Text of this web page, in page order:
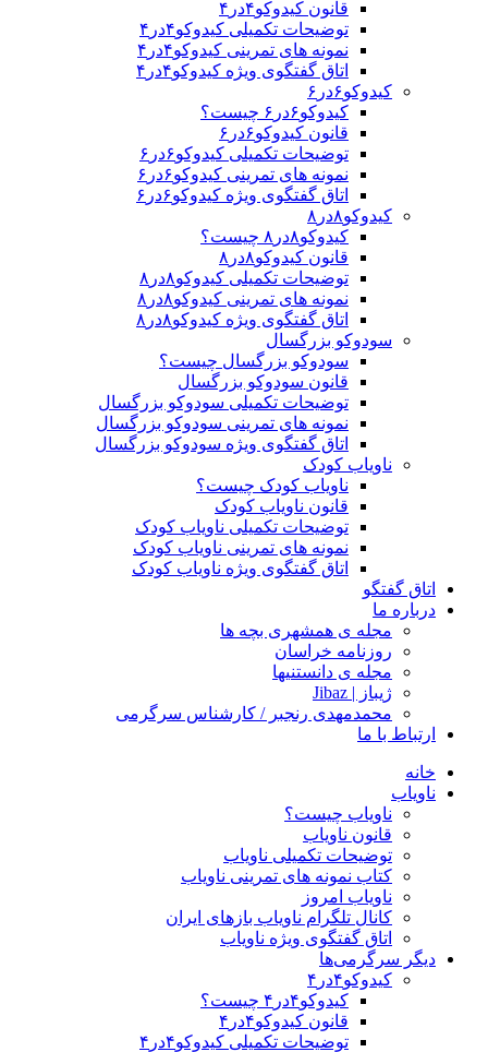
قانون کیدوکو۴در۴
توضیحات تکمیلی کیدوکو۴در۴
نمونه های تمرینی کیدوکو۴در۴
اتاق گفتگوی ویژه کیدوکو۴در۴
کیدوکو۶در۶
کیدوکو۶در۶ چیست؟
قانون کیدوکو۶در۶
توضیحات تکمیلی کیدوکو۶در۶
نمونه های تمرینی کیدوکو۶در۶
اتاق گفتگوی ویژه کیدوکو۶در۶
کیدوکو۸در۸
کیدوکو۸در۸ چیست؟
قانون کیدوکو۸در۸
توضیحات تکمیلی کیدوکو۸در۸
نمونه های تمرینی کیدوکو۸در۸
اتاق گفتگوی ویژه کیدوکو۸در۸
سودوکو بزرگسال
سودوکو بزرگسال چیست؟
قانون سودوکو بزرگسال
توضیحات تکمیلی سودوکو بزرگسال
نمونه های تمرینی سودوکو بزرگسال
اتاق گفتگوی ویژه سودوکو بزرگسال
ناویاب کودک
ناویاب کودک چیست؟
قانون ناویاب کودک
توضیحات تکمیلی ناویاب کودک
نمونه های تمرینی ناویاب کودک
اتاق گفتگوی ویژه ناویاب کودک
اتاق گفتگو
درباره ما
مجله ی همشهری بچه ها
روزنامه خراسان
مجله ی دانستنیها
ژیباز | Jibaz
محمدمهدی رنجبر / کارشناس سرگرمی
ارتباط با ما
خانه
ناویاب
ناویاب چیست؟
قانون ناویاب
توضیحات تکمیلی ناویاب
کتاب نمونه های تمرینی ناویاب
ناویاب امروز
کانال تلگرام ناویاب بازهای ایران
اتاق گفتگوی ویژه ناویاب
دیگر سرگرمی‌ها
کیدوکو۴در۴
کیدوکو۴در۴ چیست؟
قانون کیدوکو۴در۴
توضیحات تکمیلی کیدوکو۴در۴